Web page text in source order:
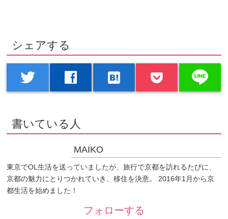
シェアする
twitter facebook hatenabookmark line
書いている人
MAIKO
東京でOL生活を送っていましたが、旅行で京都を訪れるたびに、
京都の魅力にとりつかれていき、移住を決意。 2016年1月から京
都生活を始めました！
フォローする